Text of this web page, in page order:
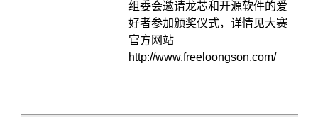
组委会邀请龙芯和开源软件的爱
好者参加颁奖仪式，详情见大赛
官方网站
http://www.freeloongson.com/